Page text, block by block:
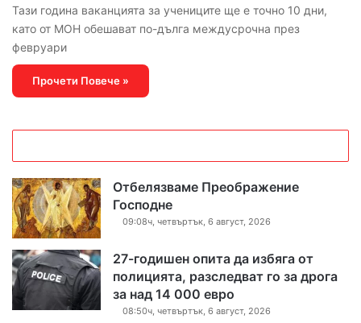
Тази година ваканцията за учениците ще е точно 10 дни,
като от МОН обешават по-дълга междусрочна през
февруари
Прочети Повече »
Отбелязваме Преображение
Господне
09:08ч, четвъртък, 6 август, 2026
27-годишен опита да избяга от
полицията, разследват го за дрога
за над 14 000 евро
08:50ч, четвъртък, 6 август, 2026